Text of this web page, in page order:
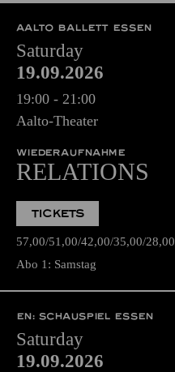
AALTO BALLETT ESSEN
Saturday
19.09.2026
19:00 - 21:00
Aalto-Theater
WIEDERAUFNAHME
RELATIONS
TICKETS
57,00 51,00 42,00 35,00 28,00
Abo 1: Samstag
EN: SCHAUSPIEL ESSEN
Saturday
19.09.2026